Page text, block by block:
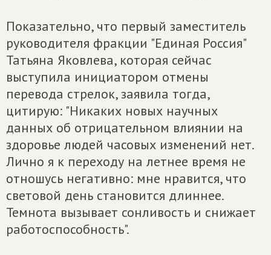
Показательно, что первый заместитель
руководителя фракции "Единая Россия"
Татьяна Яковлева, которая сейчас
выступила инициатором отмены
перевода стрелок, заявила тогда,
цитирую: "Никаких новых научных
данных об отрицательном влиянии на
здоровье людей часовых изменений нет.
Лично я к переходу на летнее время не
отношусь негативно: мне нравится, что
световой день становится длиннее.
Темнота вызывает сонливость и снижает
работоспособность".